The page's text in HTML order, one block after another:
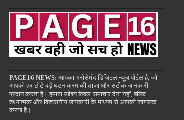
PAGE16 NEWS: आपका भरोसेमंद डिजिटल न्यूज़ पोर्टल है, जो
आपको हर छोटे-बड़े घटनाक्रम की ताज़ा और सटीक जानकारी
प्रदान करता है। हमारा उद्देश्य केवल समाचार देना नहीं, बल्कि
तथ्यात्मक और विश्वसनीय जानकारी के माध्यम से आपको जागरूक
करना है।